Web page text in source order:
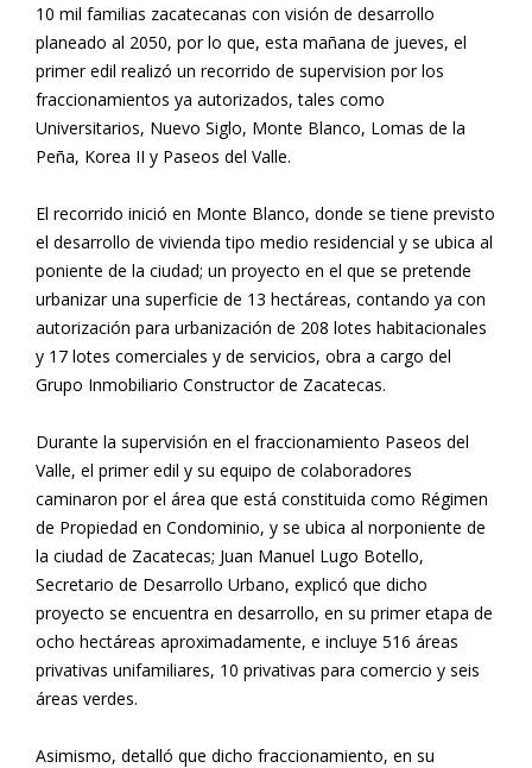
10 mil familias zacatecanas con visión de desarrollo
planeado al 2050, por lo que, esta mañana de jueves, el
primer edil realizó un recorrido de supervision por los
fraccionamientos ya autorizados, tales como
Universitarios, Nuevo Siglo, Monte Blanco, Lomas de la
Peña, Korea II y Paseos del Valle.
El recorrido inició en Monte Blanco, donde se tiene previsto
el desarrollo de vivienda tipo medio residencial y se ubica al
poniente de la ciudad; un proyecto en el que se pretende
urbanizar una superficie de 13 hectáreas, contando ya con
autorización para urbanización de 208 lotes habitacionales
y 17 lotes comerciales y de servicios, obra a cargo del
Grupo Inmobiliario Constructor de Zacatecas.
Durante la supervisión en el fraccionamiento Paseos del
Valle, el primer edil y su equipo de colaboradores
caminaron por el área que está constituida como Régimen
de Propiedad en Condominio, y se ubica al norponiente de
la ciudad de Zacatecas; Juan Manuel Lugo Botello,
Secretario de Desarrollo Urbano, explicó que dicho
proyecto se encuentra en desarrollo, en su primer etapa de
ocho hectáreas aproximadamente, e incluye 516 áreas
privativas unifamiliares, 10 privativas para comercio y seis
áreas verdes.
Asimismo, detalló que dicho fraccionamiento, en su